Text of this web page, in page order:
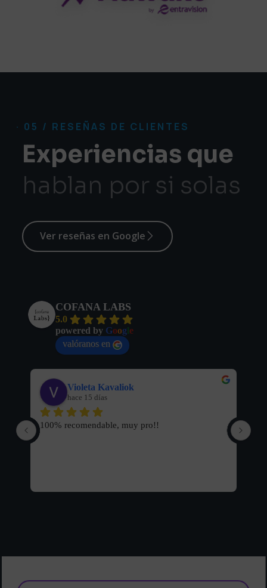
· 05 / RESEÑAS DE CLIENTES
Experiencias que
hablan por si solas
Ver reseñas en Google
COFANA LABS
5.0
powered by Google
valóranos en
Violeta Kavaliok
hace 15 días
100% recomendable, muy pro!!